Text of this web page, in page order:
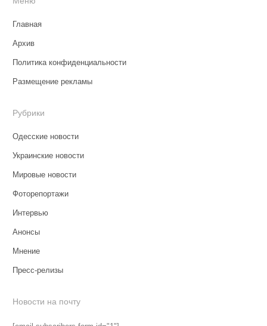
Главная
Архив
Политика конфиденциальности
Размещение рекламы
Рубрики
Одесские новости
Украинские новости
Мировые новости
Фоторепортажи
Интервью
Анонсы
Мнение
Пресс-релизы
Новости на почту